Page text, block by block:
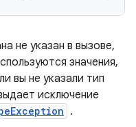
не указан в вызове,
значения,
вы не указали тип
исключение
.